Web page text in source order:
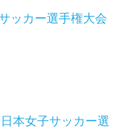
ッカー選手権大会
本女子サッカー選